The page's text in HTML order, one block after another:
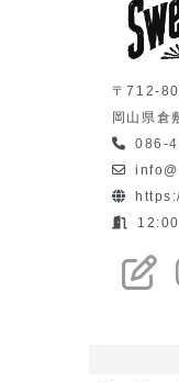
〒712-
岡山県倉
086-